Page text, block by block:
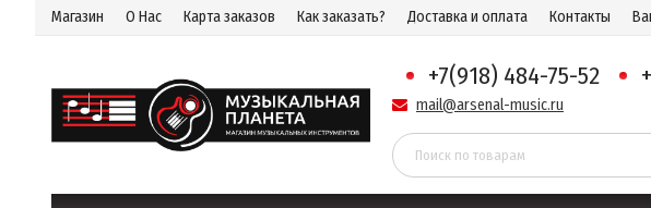
Магазин О Нас Карта заказов Как заказать? Доставка и оплата Контакты
+7(918) 484-75-52
mail@arsenal-music.ru